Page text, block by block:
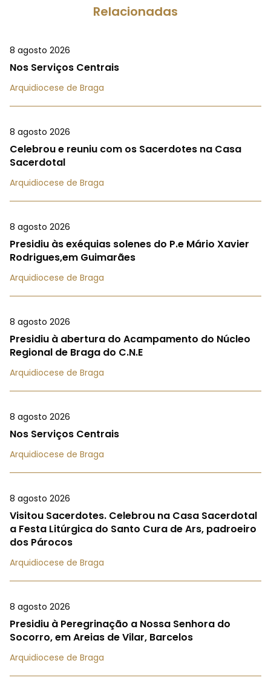
Relacionadas
8 agosto 2026
Nos Serviços Centrais
Arquidiocese de Braga
8 agosto 2026
Celebrou e reuniu com os Sacerdotes na Casa
Sacerdotal
Arquidiocese de Braga
8 agosto 2026
Presidiu às exéquias solenes do P.e Mário Xavier
Rodrigues,em Guimarães
Arquidiocese de Braga
8 agosto 2026
Presidiu à abertura do Acampamento do Núcleo
Regional de Braga do C.N.E
Arquidiocese de Braga
8 agosto 2026
Nos Serviços Centrais
Arquidiocese de Braga
8 agosto 2026
Visitou Sacerdotes. Celebrou na Casa Sacerdotal
a Festa Litúrgica do Santo Cura de Ars, padroeiro
dos Párocos
Arquidiocese de Braga
8 agosto 2026
Presidiu à Peregrinação a Nossa Senhora do
Socorro, em Areias de Vilar, Barcelos
Arquidiocese de Braga